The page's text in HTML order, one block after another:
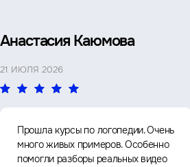
Анастасия Каюмова
21 ИЮЛЯ 2026
Прошла курсы по логопедии. Очень
много живых примеров. Особенно
помогли разборы реальных видео